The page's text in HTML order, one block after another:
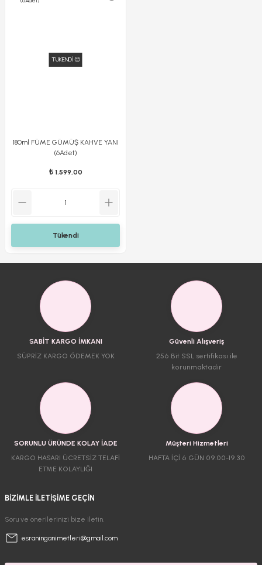
TÜKENDİ 😔
180ml FÜME GÜMÜŞ KAHVE YANI
(6Adet)
₺ 1.599,00
Tükendi
SABİT KARGO İMKANI
SÜPRİZ KARGO ÖDEMEK YOK
Güvenli Alışveriş
256 Bit SSL sertifikası ile
korunmaktadır
SORUNLU ÜRÜNDE KOLAY İADE
KARGO HASARI ÜCRETSİZ TELAFİ
ETME KOLAYLIĞI
Müşteri Hizmetleri
HAFTA İÇİ 6 GÜN 09.00-19.30
BİZİMLE İLETİŞİME GEÇİN
Soru ve önerilerinizi bize iletin.
esraninganimetleri@gmail.com